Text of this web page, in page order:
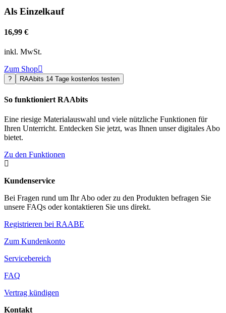
Als Einzelkauf
16,99 €
inkl. MwSt.
Zum Shop
? RAAbits 14 Tage kostenlos testen
So funktioniert RAAbits
Eine riesige Materialauswahl und viele nützliche Funktionen für
Ihren Unterricht. Entdecken Sie jetzt, was Ihnen unser digitales Abo
bietet.
Zu den Funktionen

Kundenservice
Bei Fragen rund um Ihr Abo oder zu den Produkten befragen Sie
unsere FAQs oder kontaktieren Sie uns direkt.
Registrieren bei RAABE
Zum Kundenkonto
Servicebereich
FAQ
Vertrag kündigen
Kontakt